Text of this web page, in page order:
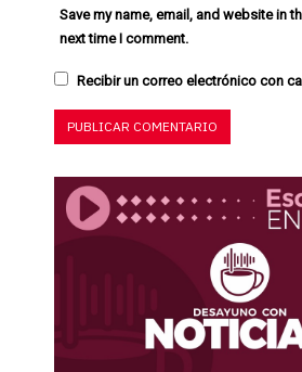
Save my name, email, and website in
next time I comment.
Recibir un correo electrónico con